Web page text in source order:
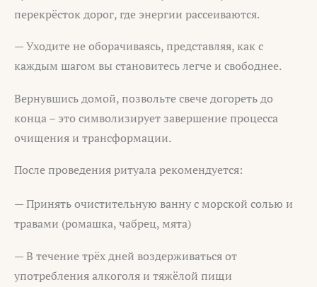
перекрёсток дорог, где энергии рассеиваются.
— Уходите не оборачиваясь, представляя, как с
каждым шагом вы становитесь легче и свободнее.
Вернувшись домой, позвольте свече догореть до
конца – это символизирует завершение процесса
очищения и трансформации.
После проведения ритуала рекомендуется:
— Принять очистительную ванну с морской солью и
травами (ромашка, чабрец, мята)
— В течение трёх дней воздерживаться от
употребления алкоголя и тяжёлой пищи